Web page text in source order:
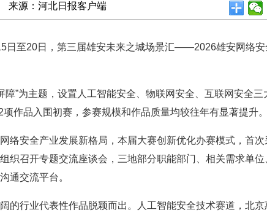
来源：河北日报客户端
至20日，第三届雄安未来之城场景汇——2026雄安网络安
”为主题，设置人工智能安全、物联网安全、互联网安全
作品入围初赛，参赛规模和作品质量均较往年有显著提升。
安全产业发展新格局，本届大赛创新优化办赛模式，首次
织召开专题交流座谈会，三地部分职能部门、相关需求单
通交流平台。
行业代表性作品脱颖而出。人工智能安全技术赛道，北京